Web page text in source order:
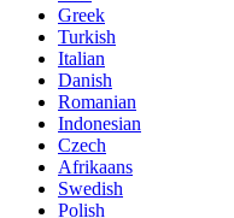
Greek
Turkish
Italian
Danish
Romanian
Indonesian
Czech
Afrikaans
Swedish
Polish